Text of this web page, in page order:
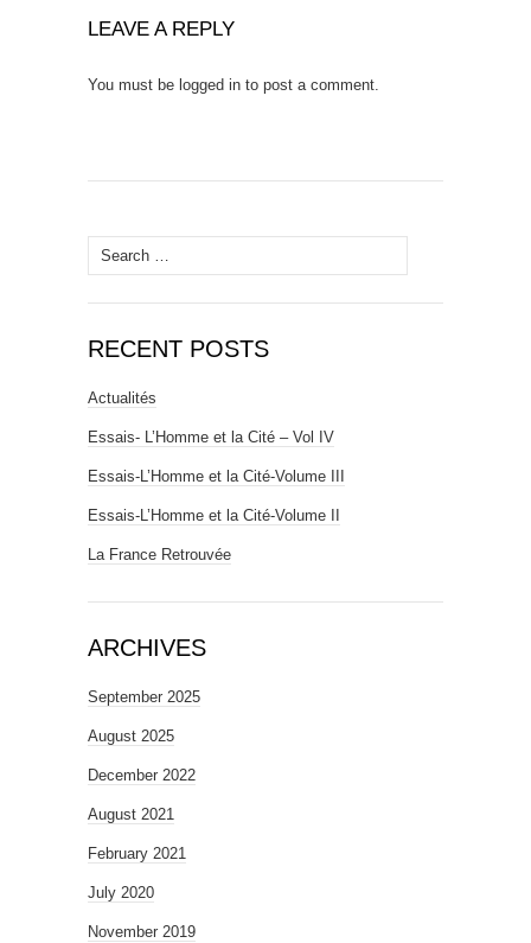
LEAVE A REPLY
You must be logged in to post a comment.
Search
for:
RECENT POSTS
Actualités
Essais- L’Homme et la Cité – Vol IV
Essais-L’Homme et la Cité-Volume III
Essais-L’Homme et la Cité-Volume II
La France Retrouvée
ARCHIVES
September 2025
August 2025
December 2022
August 2021
February 2021
July 2020
November 2019